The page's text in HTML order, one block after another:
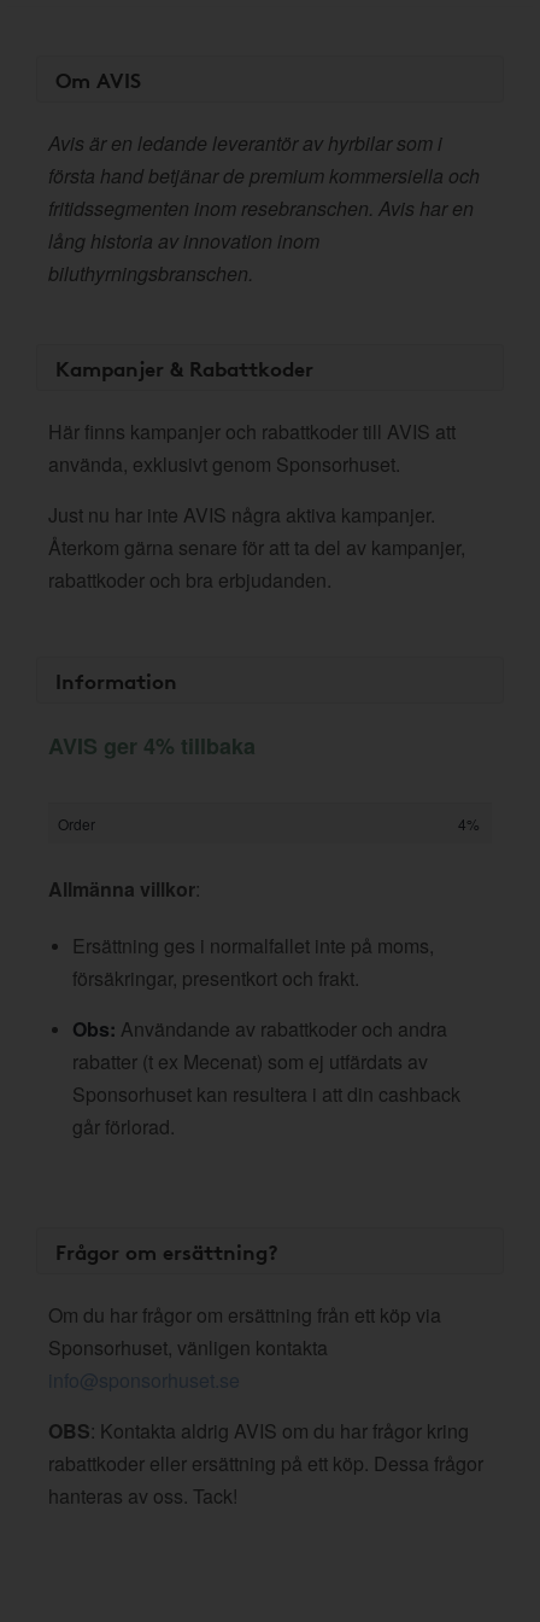
Om AVIS
Avis är en ledande leverantör av hyrbilar som i
första hand betjänar de premium kommersiella och
fritidssegmenten inom resebranschen. Avis har en
lång historia av innovation inom
biluthyrningsbranschen.
Kampanjer & Rabattkoder
Här finns kampanjer och rabattkoder till AVIS att
använda, exklusivt genom Sponsorhuset.
Just nu har inte AVIS några aktiva kampanjer.
Återkom gärna senare för att ta del av kampanjer,
rabattkoder och bra erbjudanden.
Information
AVIS ger 4% tillbaka
Order 4%
Allmänna villkor:
Ersättning ges i normalfallet inte på moms,
försäkringar, presentkort och frakt.
Obs: Användande av rabattkoder och andra
rabatter (t ex Mecenat) som ej utfärdats av
Sponsorhuset kan resultera i att din cashback
går förlorad.
Frågor om ersättning?
Om du har frågor om ersättning från ett köp via
Sponsorhuset, vänligen kontakta
info@sponsorhuset.se
OBS: Kontakta aldrig AVIS om du har frågor kring
rabattkoder eller ersättning på ett köp. Dessa frågor
hanteras av oss. Tack!